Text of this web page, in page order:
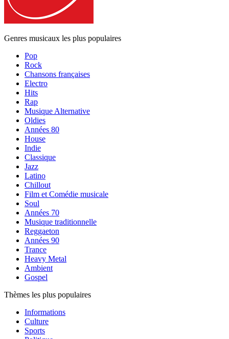
Genres musicaux les plus populaires
Pop
Rock
Chansons françaises
Electro
Hits
Rap
Musique Alternative
Oldies
Années 80
House
Indie
Classique
Jazz
Latino
Chillout
Film et Comédie musicale
Soul
Années 70
Musique traditionnelle
Reggaeton
Années 90
Trance
Heavy Metal
Ambient
Gospel
Thèmes les plus populaires
Informations
Culture
Sports